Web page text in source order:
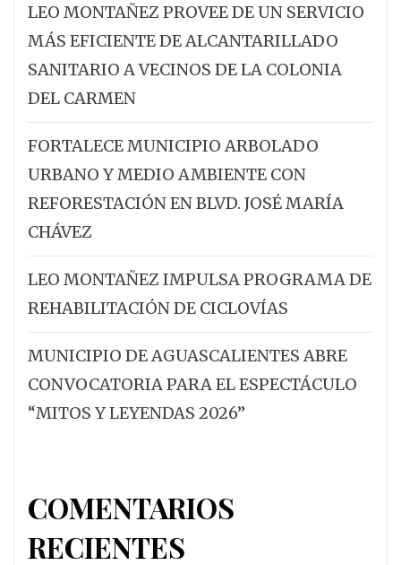
LEO MONTAÑEZ PROVEE DE UN SERVICIO
MÁS EFICIENTE DE ALCANTARILLADO
SANITARIO A VECINOS DE LA COLONIA
DEL CARMEN
FORTALECE MUNICIPIO ARBOLADO
URBANO Y MEDIO AMBIENTE CON
REFORESTACIÓN EN BLVD. JOSÉ MARÍA
CHÁVEZ
LEO MONTAÑEZ IMPULSA PROGRAMA DE
REHABILITACIÓN DE CICLOVÍAS
MUNICIPIO DE AGUASCALIENTES ABRE
CONVOCATORIA PARA EL ESPECTÁCULO
“MITOS Y LEYENDAS 2026”
COMENTARIOS
RECIENTES